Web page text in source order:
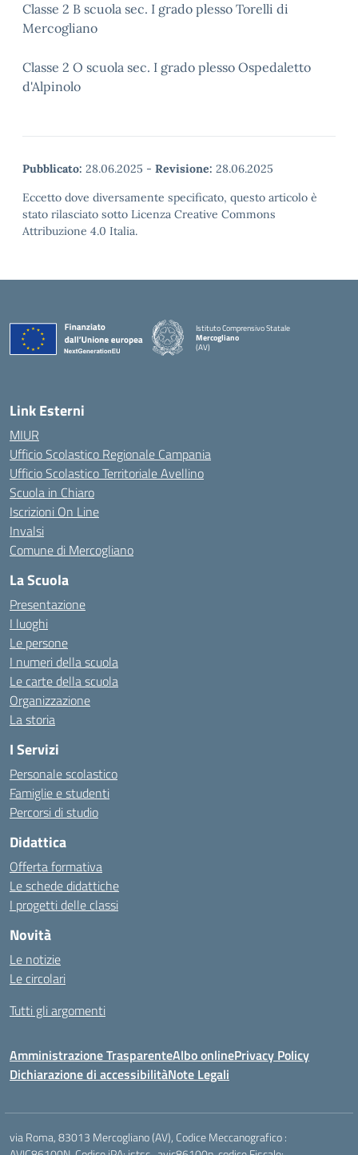
Classe 2 B scuola sec. I grado plesso Torelli di
Mercogliano
Classe 2 O scuola sec. I grado plesso Ospedaletto
d'Alpinolo
Pubblicato: 28.06.2025 - Revisione: 28.06.2025
Eccetto dove diversamente specificato, questo articolo è
stato rilasciato sotto Licenza Creative Commons
Attribuzione 4.0 Italia.
Istituto Comprensivo Statale
Mercogliano
(AV)
Link Esterni
MIUR
Ufficio Scolastico Regionale Campania
Ufficio Scolastico Territoriale Avellino
Scuola in Chiaro
Iscrizioni On Line
Invalsi
Comune di Mercogliano
La Scuola
Presentazione
I luoghi
Le persone
I numeri della scuola
Le carte della scuola
Organizzazione
La storia
I Servizi
Personale scolastico
Famiglie e studenti
Percorsi di studio
Didattica
Offerta formativa
Le schede didattiche
I progetti delle classi
Novità
Le notizie
Le circolari
Tutti gli argomenti
Amministrazione TrasparenteAlbo onlinePrivacy Policy
Dichiarazione di accessibilitàNote Legali
via Roma, 83013 Mercogliano (AV), Codice Meccanografico :